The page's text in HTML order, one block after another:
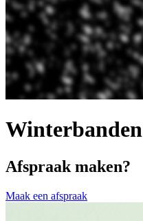
Winterbanden
Afspraak maken?
Maak een afspraak